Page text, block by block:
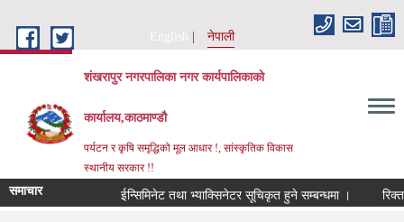
English
नेपाली
शंखरापुर नगरपालिका नगर कार्यपालिकाको
कार्यालय,काठमाण्डौ
पर्यटन र कृषि समृद्धिको मूल आधार !, सांस्कृतिक विकास
स्थानीय सरकार !!
समाचार ईन्सिमिनेट तथा भ्याक्सिनेटर सूचिकृत हुने सम्बन्धमा । रिक्त